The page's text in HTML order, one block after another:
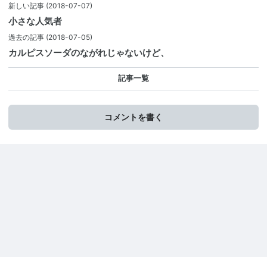
新しい記事 (2018-07-07)
小さな人気者
過去の記事 (2018-07-05)
カルピスソーダのながれじゃないけど、
記事一覧
コメントを書く